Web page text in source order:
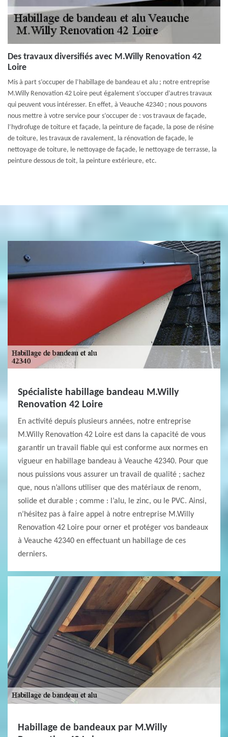
Des travaux diversifiés avec M.Willy Renovation 42
Loire
Mis à part s’occuper de l’habillage de bandeau et alu ; notre entreprise
M.Willy Renovation 42 Loire peut également s’occuper d’autres travaux
qui peuvent vous intéresser. En effet, à Veauche 42340 ; nous pouvons
nous mettre à votre service pour s’occuper de : vos travaux de façade,
l’hydrofuge de toiture et façade, la peinture de façade, la pose de résine
de toiture, les travaux de ravalement, la rénovation de façade, le
nettoyage de toiture, le nettoyage de façade, le nettoyage de terrasse, la
peinture dessous de toit, la peinture extérieure, etc.
Spécialiste habillage bandeau M.Willy
Renovation 42 Loire
En activité depuis plusieurs années, notre entreprise
M.Willy Renovation 42 Loire est dans la capacité de vous
garantir un travail fiable qui est conforme aux normes en
vigueur en habillage bandeau à Veauche 42340. Pour que
nous puissions vous assurer un travail de qualité ; sachez
que, nous n’allons utiliser que des matériaux de renom,
solide et durable ; comme : l’alu, le zinc, ou le PVC. Ainsi,
n’hésitez pas à faire appel à notre entreprise M.Willy
Renovation 42 Loire pour orner et protéger vos bandeaux
à Veauche 42340 en effectuant un habillage de ces
derniers.
Habillage de bandeaux par M.Willy